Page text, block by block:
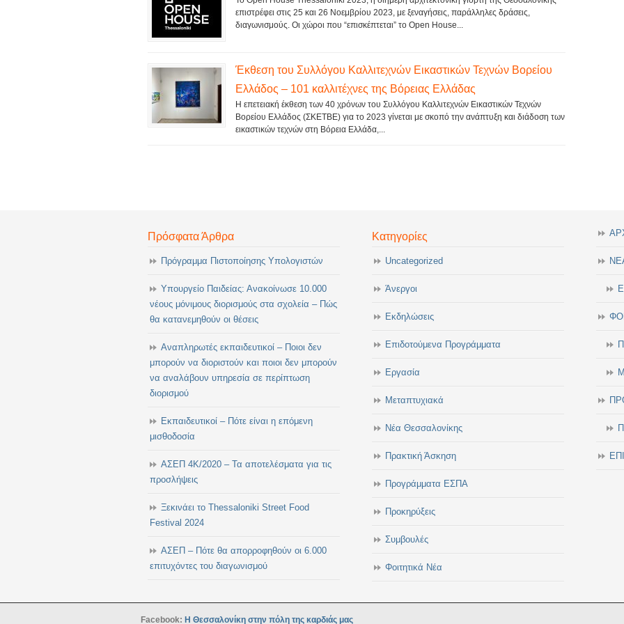
επιστρέφει στις 25 και 26 Νοεμβρίου 2023, με ξεναγήσεις, παράλληλες δράσεις,
διαγωνισμούς. Οι χώροι που “επισκέπτεται” το Open House...
Έκθεση του Συλλόγου Καλλιτεχνών Εικαστικών Τεχνών Βορείου
Ελλάδος – 101 καλλιτέχνες της Βόρειας Ελλάδας
Η επετειακή έκθεση των 40 χρόνων του Συλλόγου Καλλιτεχνών Εικαστικών Τεχνών
Βορείου Ελλάδος (ΣΚΕΤΒΕ) για το 2023 γίνεται με σκοπό την ανάπτυξη και διάδοση των
εικαστικών τεχνών στη Βόρεια Ελλάδα,...
Πρόσφατα Άρθρα
Πρόγραμμα Πιστοποίησης Υπολογιστών
Υπουργείο Παιδείας: Ανακοίνωσε 10.000
νέους μόνιμους διορισμούς στα σχολεία – Πώς
θα κατανεμηθούν οι θέσεις
Αναπληρωτές εκπαιδευτικοί – Ποιοι δεν
μπορούν να διοριστούν και ποιοι δεν μπορούν
να αναλάβουν υπηρεσία σε περίπτωση
διορισμού
Εκπαιδευτικοί – Πότε είναι η επόμενη
μισθοδοσία
ΑΣΕΠ 4Κ/2020 – Τα αποτελέσματα για τις
προσλήψεις
Ξεκινάει το Thessaloniki Street Food
Festival 2024
ΑΣΕΠ – Πότε θα απορροφηθούν οι 6.000
επιτυχόντες του διαγωνισμού
Κατηγορίες
Uncategorized
Άνεργοι
Εκδηλώσεις
Επιδοτούμενα Προγράμματα
Εργασία
Μεταπτυχιακά
Νέα Θεσσαλονίκης
Πρακτική Άσκηση
Προγράμματα ΕΣΠΑ
Προκηρύξεις
Συμβουλές
Φοιτητικά Νέα
Facebook: Η Θεσσαλονίκη στην πόλη της καρδιάς μας